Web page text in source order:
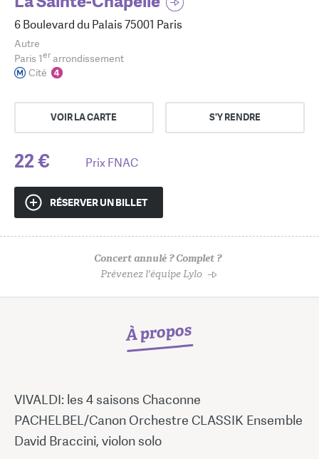
6 Boulevard du Palais 75001 Paris
Autre
Paris 1erarrondissement
Cité
VOIR LA CARTE S'Y RENDRE
22 € Prix FNAC
RÉSERVER UN BILLET
Concert annulé ? Complet ?
Prévenez l'équipe Lylo
À propos
VIVALDI: les 4 saisons Chaconne
PACHELBEL/Canon Orchestre CLASSIK Ensemble
David Braccini, violon solo